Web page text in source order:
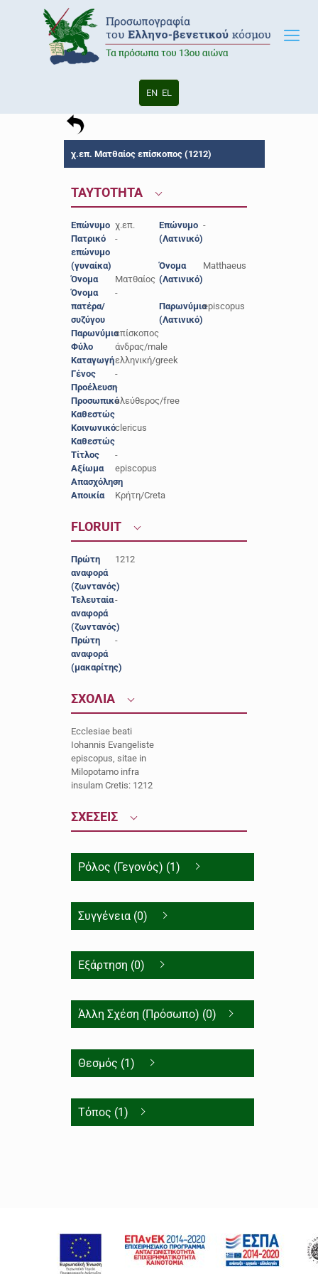
EN EL
χ.επ. Ματθαίος επίσκοπος (1212)
ΤΑΥΤΟΤΗΤΑ
Επώνυμο χ.επ.
Πατρικό
επώνυμο
(γυναίκα)
-
Όνομα
Ματθαίος
Όνομα
πατέρα/
συζύγου
-
Παρωνύμιοεπίσκοπος
Φύλο
άνδρας/male
Καταγωγήελληνική/greek
Γένος
-
Προέλευση-
Προσωπικό
Καθεστώς
ελεύθερος/free
Κοινωνικό
Καθεστώς
clericus
Τίτλος
-
Αξίωμα
episcopus
Απασχόληση
-
Αποικία
Κρήτη/Creta
Επώνυμο
(Λατινικό)
-
Όνομα
(Λατινικό)
Matthaeus
Παρωνύμιο
(Λατινικό)
episcopus
FLORUIT
Πρώτη
αναφορά
(ζωντανός)
1212
Τελευταία
αναφορά
(ζωντανός)
-
Πρώτη
αναφορά
(μακαρίτης)
-
ΣΧΟΛΙΑ
Ecclesiae beati
Iohannis Evangeliste
episcopus, sitae in
Milopotamo infra
insulam Cretis: 1212
ΣΧΕΣΕΙΣ
Ρόλος (Γεγονός) (1)
Συγγένεια (0)
Εξάρτηση (0)
Άλλη Σχέση (Πρόσωπο) (0)
Θεσμός (1)
Τόπος (1)